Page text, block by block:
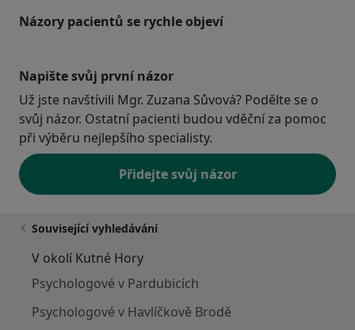
Názory pacientů se rychle objeví
Napište svůj první názor
Už jste navštívili Mgr. Zuzana Sůvová? Podělte se o
svůj názor. Ostatní pacienti budou vděční za pomoc
při výběru nejlepšího specialisty.
Přidejte svůj názor
Související vyhledávání
V okolí Kutné Hory
Psychologové v Pardubicích
Psychologové v Havlíčkově Brodě